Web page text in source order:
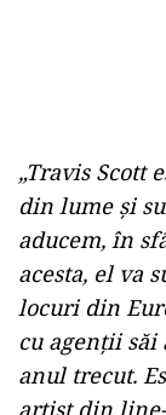
„Travis Scott
din lume și
aducem, în
acesta, el va
locuri din
cu agenții
anul trecut.